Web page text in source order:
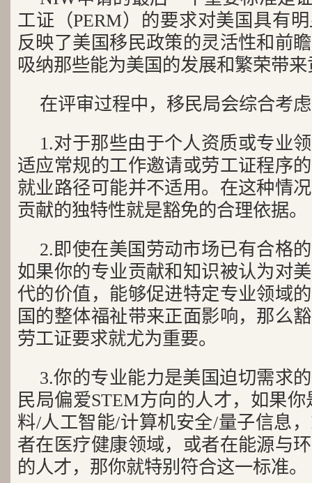
工证（PERM）的要求对美国具有
反映了美国移民政策的灵活性和前
吸纳那些能为美国的发展和繁荣带
在评审过程中，移民局会综合考
1.对于那些由于个人资质或专业
适应常规的工作邀请或劳工证程序
就业路径可能并不适用。在这种情
贡献的独特性就是豁免的合理依据。
2.即使在美国劳动市场已有合格
如果你的专业贡献和知识被认为对
代的价值，能够促进特定专业领域
国的整体福祉带来正面影响，那么
劳工证要求就尤为重要。
3.你的专业能力是美国迫切需求
民局偏爱STEM方向的人才，如果
料/人工智能/计算机安全/量子信息
者在医疗健康领域，或者在能源与
的人才，那你就特别符合这一标准。